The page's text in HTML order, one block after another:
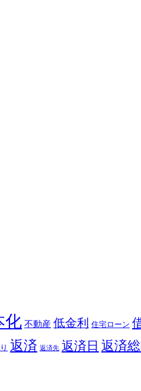
化 不動産 低金利 住宅ローン
返済 返済先 返済日 返済